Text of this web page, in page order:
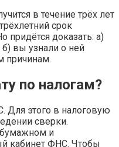
в течение трёх лет
срок
придётся доказать: а)
б) вы узнали о ней
причинам.
по налогам?
Для этого в налоговую
сверки.
и
кабинет ФНС. Чтобы